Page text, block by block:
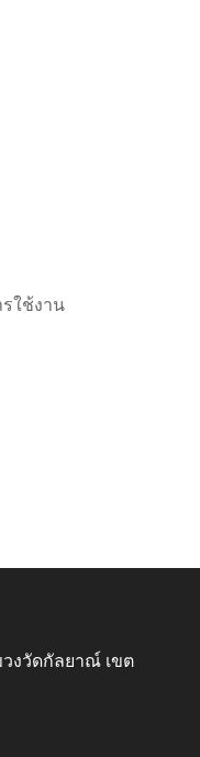
ใช้งาน
วงวัดกัลยาณ์ เขต